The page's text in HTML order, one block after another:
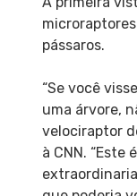
pássaros.
“Se você
uma árvore,
velociraptor
à CNN. “Este